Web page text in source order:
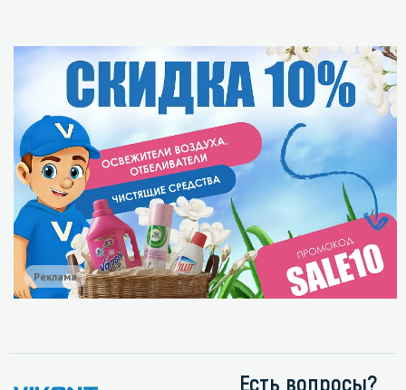
Реклама
Есть вопросы?